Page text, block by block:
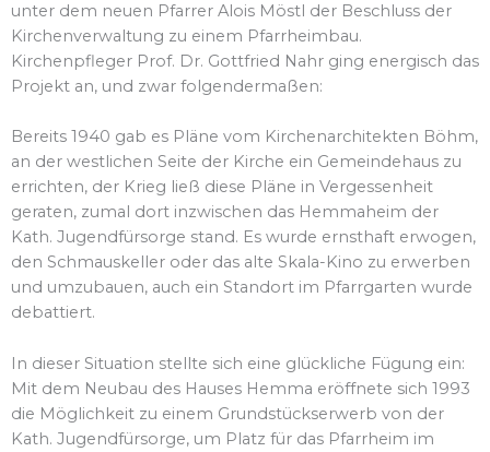
unter dem neuen Pfarrer Alois Möstl der Beschluss der
Kirchenverwaltung zu einem Pfarrheimbau.
Kirchenpfleger Prof. Dr. Gottfried Nahr ging energisch das
Projekt an, und zwar folgendermaßen:
Bereits 1940 gab es Pläne vom Kirchenarchitekten Böhm,
an der westlichen Seite der Kirche ein Gemeindehaus zu
errichten, der Krieg ließ diese Pläne in Vergessenheit
geraten, zumal dort inzwischen das Hemmaheim der
Kath. Jugendfürsorge stand. Es wurde ernsthaft erwogen,
den Schmauskeller oder das alte Skala-Kino zu erwerben
und umzubauen, auch ein Standort im Pfarrgarten wurde
debattiert.
In dieser Situation stellte sich eine glückliche Fügung ein:
Mit dem Neubau des Hauses Hemma eröffnete sich 1993
die Möglichkeit zu einem Grundstückserwerb von der
Kath. Jugendfürsorge, um Platz für das Pfarrheim im